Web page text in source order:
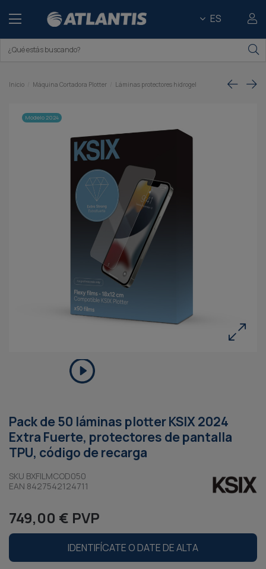
ES
Inicio Máquina Cortadora Plotter Láminas protectores hidrogel
Modelo 2024
Extra Fuerte, protectores de pantalla
TPU, código de recarga
SKU BXFILMCOD050
IDENTIFÍCATE O DATE DE ALTA
Pack de 50 unidades del film protector de pantalla Flexy Film